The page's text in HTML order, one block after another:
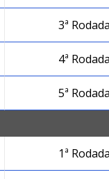
3ª Rodada
4ª Rodada
5ª Rodada
1ª Rodada